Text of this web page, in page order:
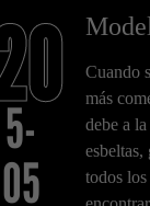
5-
05
Cuando
más
debe a
esbeltas,
todos